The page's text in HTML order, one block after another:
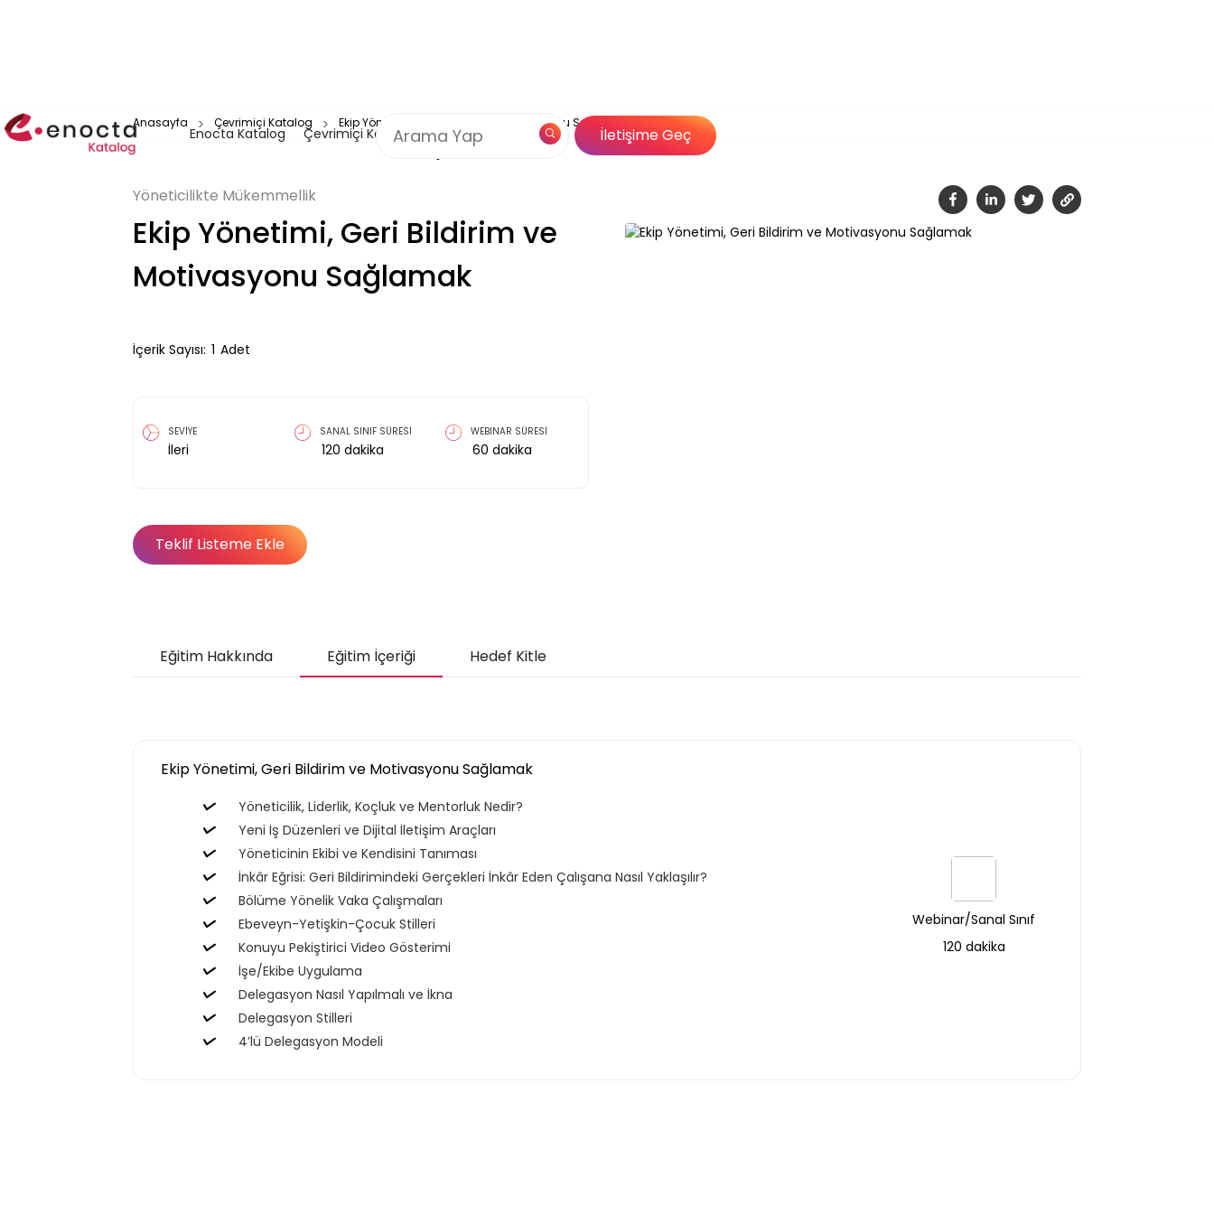
Enocta Katalog Çevrimiçi Katalog
Özel İçerik
Çözümleri
İletişime Geç
Anasayfa Çevrimiçi Katalog Ekip Yönetimi, Geri Bildirim ve Motivasyonu Sağlamak
Yöneticilikte Mükemmellik
Ekip Yönetimi, Geri Bildirim ve
Motivasyonu Sağlamak
İçerik Sayısı: 1 Adet
SEVİYE
İleri
SANAL SINIF SÜRESİ
120 dakika
WEBINAR SÜRESİ
60 dakika
Teklif Listeme Ekle
Eğitim Hakkında Eğitim İçeriği Hedef Kitle
Ekip Yönetimi, Geri Bildirim ve Motivasyonu Sağlamak
Yöneticilik, Liderlik, Koçluk ve Mentorluk Nedir?
Yeni İş Düzenleri ve Dijital İletişim Araçları
Yöneticinin Ekibi ve Kendisini Tanıması
İnkâr Eğrisi: Geri Bildirimindeki Gerçekleri İnkâr Eden Çalışana Nasıl Yaklaşılır?
Bölüme Yönelik Vaka Çalışmaları
Ebeveyn-Yetişkin-Çocuk Stilleri
Konuyu Pekiştirici Video Gösterimi
İşe/Ekibe Uygulama
Delegasyon Nasıl Yapılmalı ve İkna
Delegasyon Stilleri
4’lü Delegasyon Modeli
Webinar/Sanal Sınıf
120 dakika